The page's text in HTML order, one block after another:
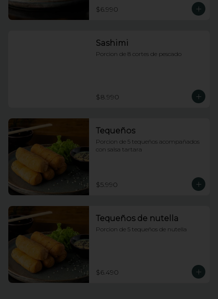
$6.990
Sashimi
Porcion de 8 cortes de pescado
$8.990
Tequeños
Porcion de 5 tequeños acompañados
con salsa tartara
$5.990
Tequeños de nutella
Porcion de 5 tequeños de nutella
$6.490